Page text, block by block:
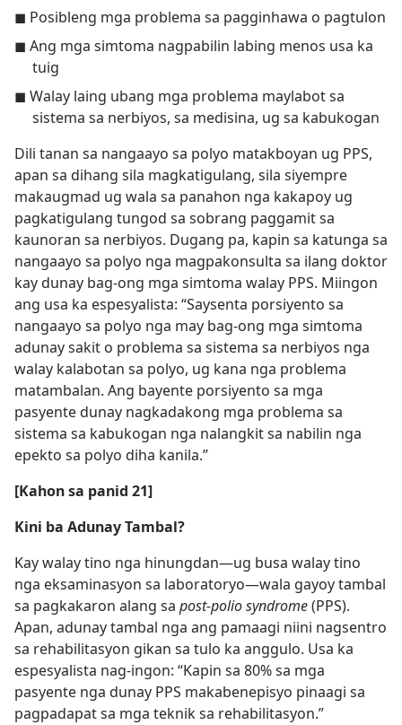
◼ Posibleng mga problema sa pagginhawa o pagtulon
◼ Ang mga simtoma nagpabilin labing menos usa ka
tuig
◼ Walay laing ubang mga problema maylabot sa
sistema sa nerbiyos, sa medisina, ug sa kabukogan
Dili tanan sa nangaayo sa polyo matakboyan ug PPS,
apan sa dihang sila magkatigulang, sila siyempre
makaugmad ug wala sa panahon nga kakapoy ug
pagkatigulang tungod sa sobrang paggamit sa
kaunoran sa nerbiyos. Dugang pa, kapin sa katunga sa
nangaayo sa polyo nga magpakonsulta sa ilang doktor
kay dunay bag-ong mga simtoma walay PPS. Miingon
ang usa ka espesyalista: “Saysenta porsiyento sa
nangaayo sa polyo nga may bag-ong mga simtoma
adunay sakit o problema sa sistema sa nerbiyos nga
walay kalabotan sa polyo, ug kana nga problema
matambalan. Ang bayente porsiyento sa mga
pasyente dunay nagkadakong mga problema sa
sistema sa kabukogan nga nalangkit sa nabilin nga
epekto sa polyo diha kanila.”
[Kahon sa panid 21]
Kini ba Adunay Tambal?
Kay walay tino nga hinungdan​—ug busa walay tino
nga eksaminasyon sa laboratoryo—​wala gayoy tambal
sa pagkakaron alang sa post-polio syndrome(PPS).
Apan, adunay tambal nga ang pamaagi niini nagsentro
sa rehabilitasyon gikan sa tulo ka anggulo. Usa ka
espesyalista nag-ingon: “Kapin sa 80% sa mga
pasyente nga dunay PPS makabenepisyo pinaagi sa
pagpadapat sa mga teknik sa rehabilitasyon.”